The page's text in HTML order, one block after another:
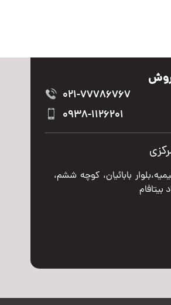
021-77786767
0938-1126201
بابائیان، کوچه ششم،